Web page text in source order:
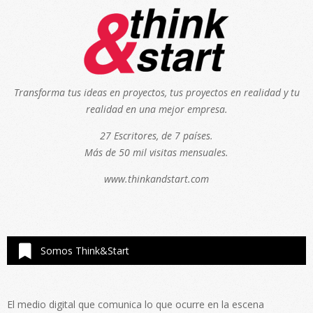
Transforma tus ideas en proyectos, tus proyectos en realidad y tu
realidad en una mejor empresa.
27 Escritores, de 7 países.
Más de 50 mil visitas mensuales.
www.thinkandstart.com
Somos Think&Start
El medio digital que comunica lo que ocurre en la escena